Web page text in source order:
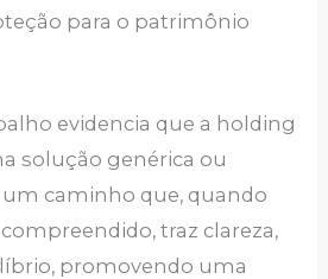
para o patrimônio
evidencia que a holding
solução genérica ou
caminho que, quando
traz clareza,
promovendo uma